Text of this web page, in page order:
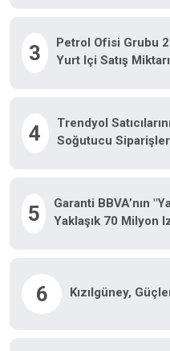
3
Petrol Ofisi Grubu
Yurt Içi Satış
4
Trendyol
Soğutucu
5
Garanti BBVA’nın
Yaklaşık 70 Milyon
6 Kızılgüney,